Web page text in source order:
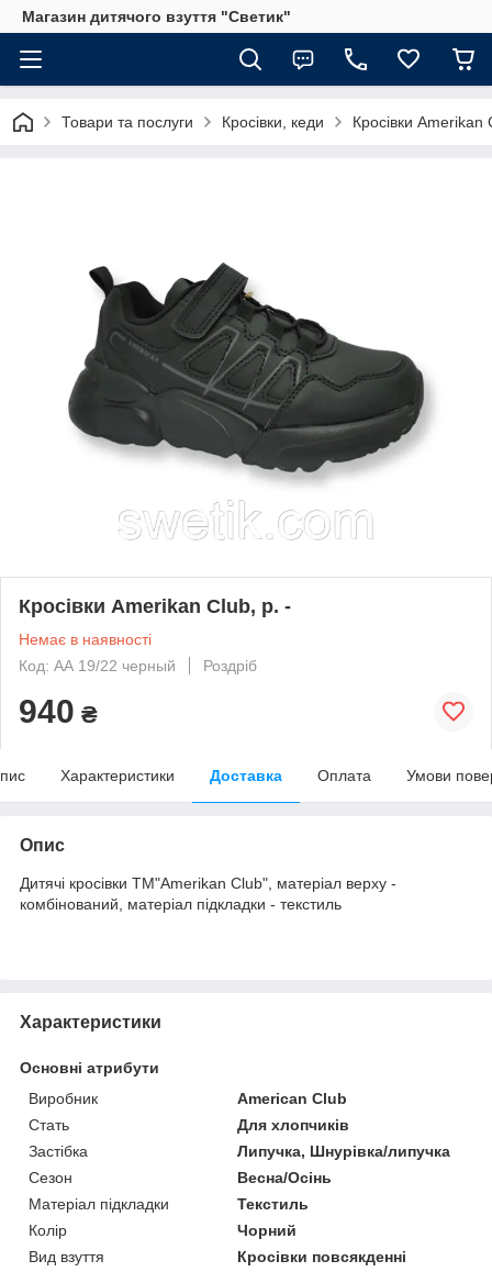
Магазин дитячого взуття "Светик"
Товари та послуги Кросівки, кеди Кросівки Amerikan
Кросівки Amerikan Club, р. -
Немає в наявності
Код: АА 19/22 черный
Роздріб
940 ₴
Характеристики Доставка Оплата Умови
Опис
Дитячі кросівки ТМ"Amerikan Club", матеріал верху -
комбінований, матеріал підкладки - текстиль
Характеристики
Основні атрибути
Виробник
American Club
Стать
Для хлопчиків
Застібка
Липучка, Шнурівка/липучка
Сезон
Весна/Осінь
Матеріал підкладки
Текстиль
Колір
Чорний
Вид взуття
Кросівки повсякденні